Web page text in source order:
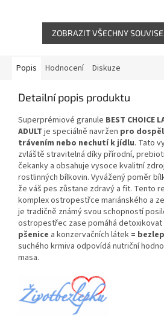
ZOBRAZIT VŠECHNY
Popis Hodnocení Diskuze
Detailní popis produktu
Superprémiové granule BEST CHOICE
ADULT je speciálně navržen pro
trávením nebo nechutí k jídlu. Tato
zvláště stravitelná díky přírodní,
čekanky a obsahuje vysoce kvalitní
rostlinných bílkovin. Vyvážený poměr
že váš pes zůstane zdravý a fit. Tento
komplex ostropestřce mariánského a
je tradičně známý svou schopností
ostropestřec zase pomáhá detoxikovat
pšenice a konzervačních látek =
suchého krmiva odpovídá nutriční
masa.